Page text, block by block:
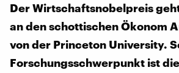
Der Wirtschaftsnobelpreis
an den schottischen Ökonom
von der Princeton University.
Forschungsschwerpunkt ist